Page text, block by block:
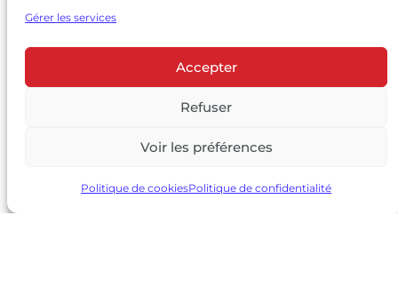
Gérer les services
Accepter
Refuser
Voir les préférences
Politique de cookiesPolitique de confidentialité
© 2026 Château Larrivet Haut-Brion |
Mentions légales|Politique de confidentialité
|CGV
L’ABUS D’ALCOOL EST DANGEREUX POUR LA SANTÉ, À